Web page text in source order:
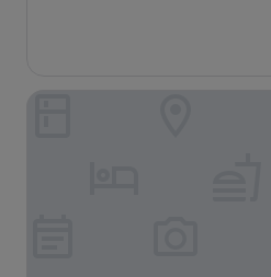
Chenggong Hotel (Xiamen